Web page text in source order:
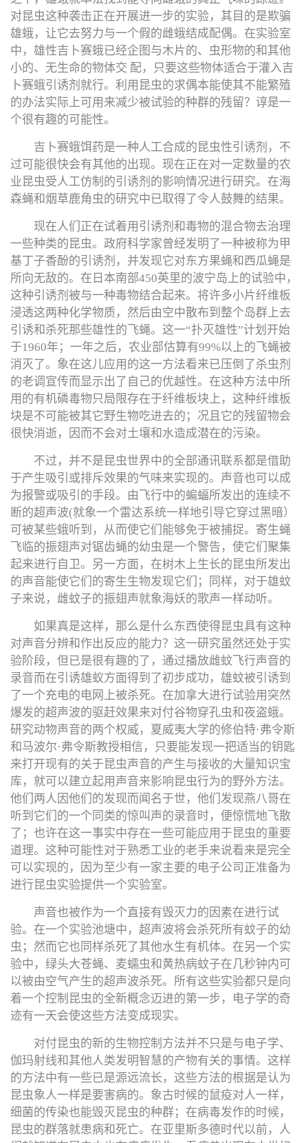
对昆虫这种袭击正在开展进一步的实验，其目的是欺骗
雄蛾，让它去努力与一个假的雌蛾结成配偶。在实验室
中，雄性吉卜赛蛾已经企图与木片的、虫形物的和其他
小的、无生命的物体交 配，只要这些物体适合于灌入吉
卜赛蛾引诱剂就行。利用昆虫的求偶本能使其不能繁殖
的办法实际上可用来减少被试验的种群的残留？谆是一
个很有趣的可能性。
吉卜赛蛾饵药是一种人工合成的昆虫性引诱剂，不
过可能很快会有其他的出现。现在正在对一定数量的农
业昆虫受人工仿制的引诱剂的影响情况进行研究。在海
森蝇和烟草鹿角虫的研究中已取得了令人鼓舞的结果。
现在人们正在试着用引诱剂和毒物的混合物去治理
一些种类的昆虫。政府科学家曾经发明了一种被称为甲
基丁子香酚的引诱剂，并发现它对东方果蝇和西瓜蝇是
所向无敌的。在日本南部450英里的波宁岛上的试验中，
这种引诱剂被与一种毒物结合起来。将许多小片纤维板
浸透这两种化学物质，然后由空中散布到整个岛群上去
引诱和杀死那些雄性的飞蝇。这一“扑灭雄性”计划开始
于1960年；一年之后，农业部估算有99%以上的飞蝇被
消灭了。象在这儿应用的这一方法看来已压倒了杀虫剂
的老调宣传而显示出了自己的优越性。在这种方法中所
用的有机磷毒物只局限存在于纤维板块上，这种纤维板
块是不可能被其它野生物吃进去的；况且它的残留物会
很快消逝，因而不会对土壤和水造成潜在的污染。
不过，并不是昆虫世界中的全部通讯联系都是借助
于产生吸引或排斥效果的气味来实现的。声音也可以成
为报警或吸引的手段。由飞行中的蝙蝠所发出的连续不
断的超声波(就象一个雷达系统一样地引导它穿过黑暗）
可被某些蛾听到，从而使它们能够免于被捕捉。寄生蝇
飞临的振翅声对锯齿蝇的幼虫是一个警告，使它们聚集
起来进行自卫。另一方面，在树木上生长的昆虫所发出
的声音能使它们的寄生生物发现它们；同样，对于雄蚊
子来说，雌蚊子的振翅声就象海妖的歌声一样动听。
如果真是这样，那么是什么东西使得昆虫具有这种
对声音分辨和作出反应的能力？这一研究虽然还处于实
验阶段，但已是很有趣的了，通过播放雌蚊飞行声音的
录音而在引诱雄蚁方面得到了初步成功，雄蚊被引诱到
了一个充电的电网上被杀死。在加拿大进行试验用突然
爆发的超声波的驱赶效果来对付谷物穿孔虫和夜盗蛾。
研究动物声音的两个权威，夏威夷大学的修伯特·弗令斯
和马波尔·弗令斯教授相信，只要能发现一把适当的钥匙
来打开现有的关于昆虫声音的产生与接收的大量知识宝
库，就可以建立起用声音来影响昆虫行为的野外方法。
他们两人因他们的发现而闻名于世，他们发现燕八哥在
听到它们的一个同类的惊叫声的录音时，便惊慌地飞散
了；也许在这一事实中存在一些可能应用于昆虫的重要
道理。这种可能性对于熟悉工业的老手来说看来是完全
可以实现的，因为至少有一家主要的电子公司正准备为
进行昆虫实验提供一个实验室。
声音也被作为一个直接有毁灭力的因素在进行试
验。在一个实验池塘中，超声波将会杀死所有蚊子的幼
虫；然而它也同样杀死了其他水生有机体。在另一个实
验中，绿头大苍蝇、麦蠕虫和黄热病蚊子在几秒钟内可
以被由空气产生的超声波杀死。所有这些实验都只是向
着一个控制昆虫的全新概念迈进的第一步，电子学的奇
迹有一天会使这些方法变成现实。
对付昆虫的新的生物控制方法并不只是与电子学、
伽玛射线和其他人类发明智慧的产物有关的事情。这样
的方法中有一些已是源远流长，这些方法的根据是认为
昆虫象人一样是要害病的。象古时候的鼠疫对人一样，
细菌的传染也能毁灭昆虫的种群；在病毒发作的时候，
昆虫的群落就患病和死亡。在亚里斯多德时代以前，人